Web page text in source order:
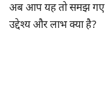
अब आप यह तो समझ गए
उद्देश्य और लाभ क्या है?